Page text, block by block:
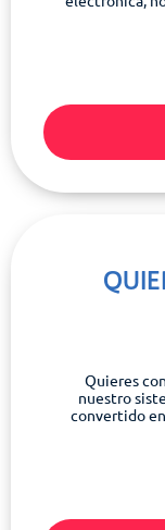
Quieres
nuestro
convertido